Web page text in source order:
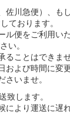
佐川急便）、も
ております。
ル便をご利用い
い。
ることはできませ
および時間に変
さいませ。
致します。
により運送に遅